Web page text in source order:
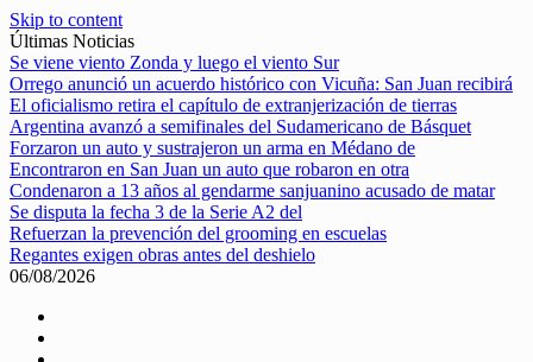
Skip to content
Últimas Noticias
Se viene viento Zonda y luego el viento Sur
Orrego anunció un acuerdo histórico con Vicuña: San Juan recibirá
El oficialismo retira el capítulo de extranjerización de tierras
Argentina avanzó a semifinales del Sudamericano de Básquet
Forzaron un auto y sustrajeron un arma en Médano de
Encontraron en San Juan un auto que robaron en otra
Condenaron a 13 años al gendarme sanjuanino acusado de matar
Se disputa la fecha 3 de la Serie A2 del
Refuerzan la prevención del grooming en escuelas
Regantes exigen obras antes del deshielo
06/08/2026